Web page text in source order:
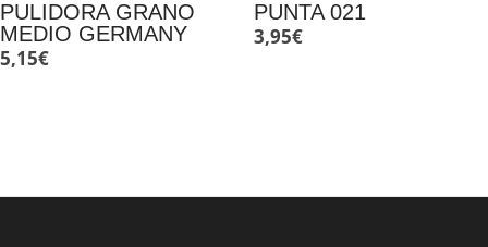
PULIDORA GRANO
MEDIO GERMANY
5,15€
PUNTA 021
3,95€